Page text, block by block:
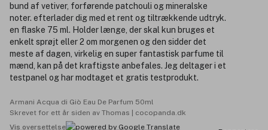
bund af vetiver, forførende patchouli og mineralske
noter. efterlader dig med et rent og tiltrækkende udtryk.
en flaske 75 ml. Holder længe, der skal kun bruges et
enkelt sprøjt eller 2 om morgenen og den sidder det
meste af dagen, virkelig en super fantastisk parfume til
mænd, kan på det kraftigste anbefales. Jeg deltager i et
testpanel og har modtaget et gratis testprodukt.
Armani Acqua di Giò Eau De Parfum 50ml
Skrevet for ett år siden av Thomas | cocopanda.dk
Vis oversettelse